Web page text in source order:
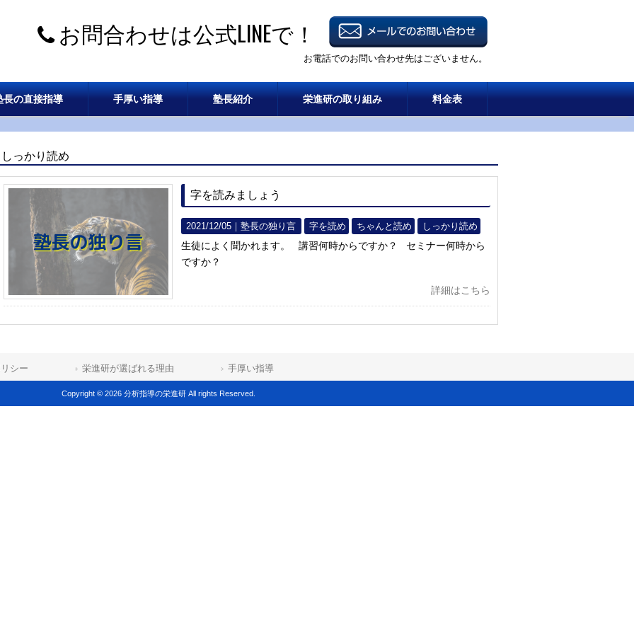
お問合わせは公式LINEで！
お電話でのお問い合わせ先はございません。
長の直接指導 手厚い指導 塾長紹介 栄進研の取り組み 料金表
しっかり読め
字を読みましょう
2021/12/05｜塾長の独り言 字を読め ちゃんと読め しっかり読め
生徒によく聞かれます。 講習何時からですか？ セミナー何時から
ですか？
詳細はこちら
シー 栄進研が選ばれる理由 手厚い指導
Copyright © 2026 分析指導の栄進研 All rights Reserved.